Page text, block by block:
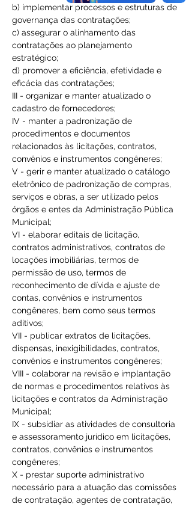
b) implementar processos e estruturas de
governança das contratações;
c) assegurar o alinhamento das
contratações ao planejamento
estratégico;
d) promover a eficiência, efetividade e
eficácia das contratações;
III - organizar e manter atualizado o
cadastro de fornecedores;
IV - manter a padronização de
procedimentos e documentos
relacionados às licitações, contratos,
convênios e instrumentos congêneres;
V - gerir e manter atualizado o catálogo
eletrônico de padronização de compras,
serviços e obras, a ser utilizado pelos
órgãos e entes da Administração Pública
Municipal;
VI - elaborar editais de licitação,
contratos administrativos, contratos de
locações imobiliárias, termos de
permissão de uso, termos de
reconhecimento de dívida e ajuste de
contas, convênios e instrumentos
congêneres, bem como seus termos
aditivos;
VII - publicar extratos de licitações,
dispensas, inexigibilidades, contratos,
convênios e instrumentos congêneres;
VIII - colaborar na revisão e implantação
de normas e procedimentos relativos às
licitações e contratos da Administração
Municipal;
IX - subsidiar as atividades de consultoria
e assessoramento jurídico em licitações,
contratos, convênios e instrumentos
congêneres;
X - prestar suporte administrativo
necessário para a atuação das comissões
de contratação, agentes de contratação,